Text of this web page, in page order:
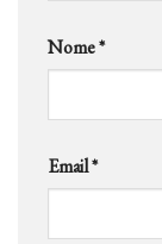
Nome*
Email*